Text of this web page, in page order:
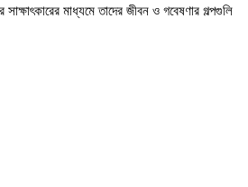
সাক্ষাৎকারের মাধ্যমে তাদের জীবন ও গবেষণার গল্পগুলি